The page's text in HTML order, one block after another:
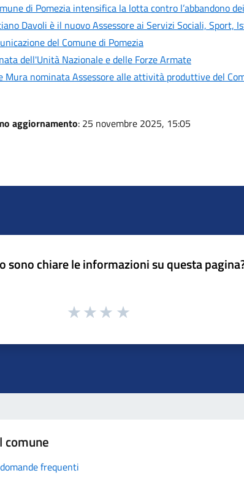
di Pomezia intensifica la lotta contro l’abbandono
Davoli è il nuovo Assessore ai Servizi Sociali, Sport,
del Comune di Pomezia
dell'Unità Nazionale e delle Forze Armate
Mura nominata Assessore alle attività produttive del
aggiornamento: 25 novembre 2025, 15:05
sono chiare le informazioni su questa
comune
frequenti